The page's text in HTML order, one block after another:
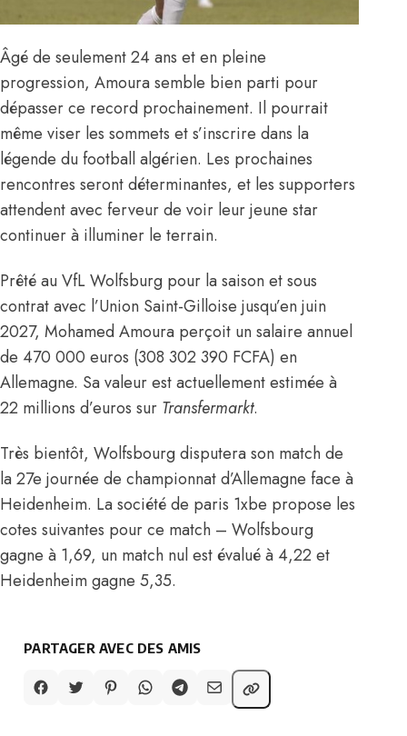
Âgé de seulement 24 ans et en pleine
progression, Amoura semble bien parti pour
dépasser ce record prochainement. Il pourrait
même viser les sommets et s’inscrire dans la
légende du football algérien. Les prochaines
rencontres seront déterminantes, et les supporters
attendent avec ferveur de voir leur jeune star
continuer à illuminer le terrain.
Prêté au VfL Wolfsburg pour la saison et sous
contrat avec l’Union Saint-Gilloise jusqu’en juin
2027, Mohamed Amoura perçoit un salaire annuel
de 470 000 euros (308 302 390 FCFA) en
Allemagne. Sa valeur est actuellement estimée à
22 millions d’euros sur Transfermarkt.
Très bientôt, Wolfsbourg disputera son match de
la 27e journée de championnat d’Allemagne face à
Heidenheim. La société de paris 1xbe propose les
cotes suivantes pour ce match – Wolfsbourg
gagne à 1,69, un match nul est évalué à 4,22 et
Heidenheim gagne 5,35.
PARTAGER AVEC DES AMIS